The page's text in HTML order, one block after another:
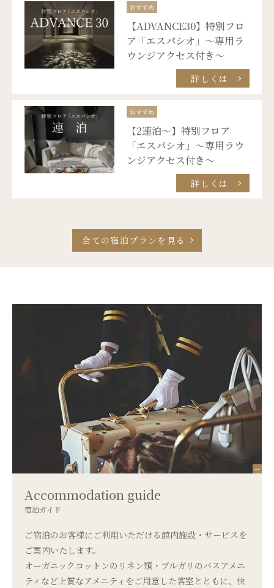
おすすめ
【ADVANCE30】特別フロ
ア「エスパシオ」～専用ラ
ウンジアクセス付き～
詳しくは
おすすめ
【2連泊～】特別フロア
「エスパシオ」～専用ラウ
ンジアクセス付き～
詳しくは
全ての宿泊プランを見る
Accommodation guide
宿泊ガイド
ご宿泊のお客様にご利用いただける館内施設・サービスを
ご案内いたします。
オーガニックコットンのリネン類・ブルガリのバスアメニ
ティなど上質なアメニティをご用意した客室とともに、 快